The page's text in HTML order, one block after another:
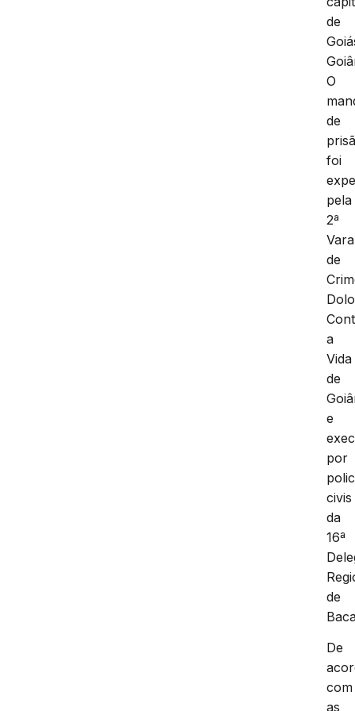
de
O
de
foi
pela
2ª
Vara
de
a
Vida
de
e
por
civis
da
16ª
de
De
com
as